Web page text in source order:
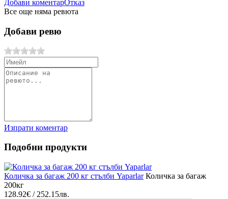
Добави коментарОтказ
Все още няма ревюта
Добави ревю
Изпрати коментар
Подобни продукти
Количка за багаж 200 кг стълби Yaparlar Количка за багаж
200кг
128.92€ / 252.15лв.